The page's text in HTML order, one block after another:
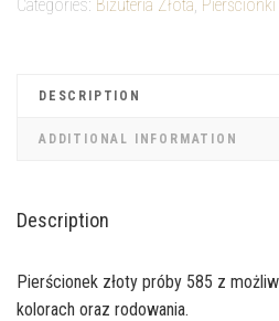
Categories: Biżuteria Złota Pierścionki
DESCRIPTION
ADDITIONAL INFORMATION
Description
Pierścionek złoty próby 585 z
kolorach oraz rodowania.